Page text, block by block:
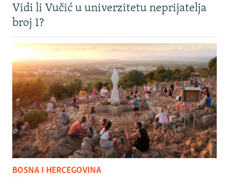
Vidi li Vučić u univerzitetu neprijatelja
broj 1?
BOSNA I HERCEGOVINA